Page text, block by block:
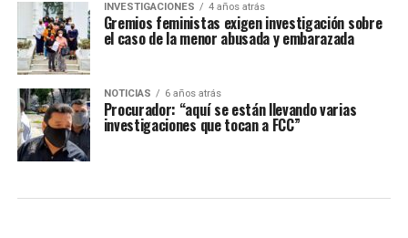
INVESTIGACIONES 4 años atrás
Gremios feministas exigen investigación sobre
el caso de la menor abusada y embarazada
NOTICIAS 6 años atrás
Procurador: “aquí se están llevando varias
investigaciones que tocan a FCC”